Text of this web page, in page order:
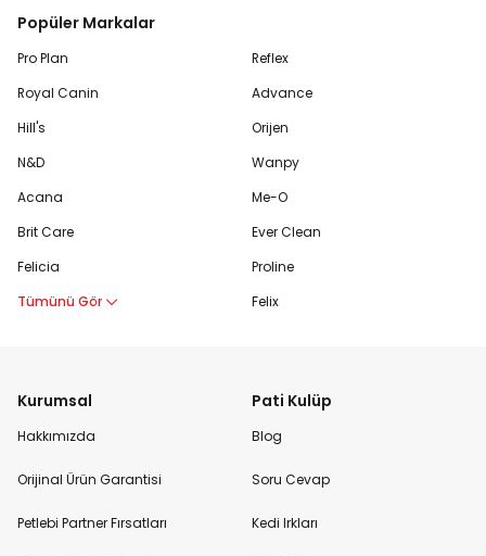
Popüler Markalar
Pro Plan
Royal Canin
Hill's
N&D
Acana
Brit Care
Felicia
Tümünü Gör
Reflex
Advance
Orijen
Wanpy
Me-O
Ever Clean
Proline
Felix
Kurumsal
Hakkımızda
Orijinal Ürün Garantisi
Petlebi Partner Fırsatları
Pati Kulüp
Blog
Soru Cevap
Kedi Irkları